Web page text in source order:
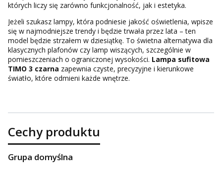
których liczy się zarówno funkcjonalność, jak i estetyka.
Jeżeli szukasz lampy, która podniesie jakość oświetlenia, wpisze
się w najmodniejsze trendy i będzie trwała przez lata – ten
model będzie strzałem w dziesiątkę. To świetna alternatywa dla
klasycznych plafonów czy lamp wiszących, szczególnie w
pomieszczeniach o ograniczonej wysokości. Lampa sufitowa
TIMO 3 czarna zapewnia czyste, precyzyjne i kierunkowe
światło, które odmieni każde wnętrze.
Cechy produktu
Grupa domyślna